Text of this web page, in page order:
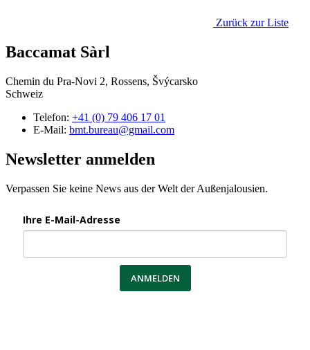
Zurück zur Liste
Baccamat Sàrl
Chemin du Pra-Novi 2, Rossens, Švýcarsko
Schweiz
Telefon: +41 (0) 79 406 17 01
E-Mail: bmt.bureau@gmail.com
Newsletter anmelden
Verpassen Sie keine News aus der Welt der Außenjalousien.
Ihre E-Mail-Adresse
ANMELDEN